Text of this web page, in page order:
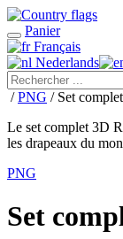
Panier
Français
Nederlands
/PNG / Set
Le set complet 3D
les drapeaux du
PNG
Set